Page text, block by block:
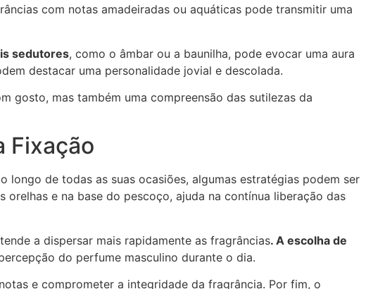
com notas amadeiradas ou aquáticas pode transmitir uma
sedutores, como o âmbar ou a baunilha, pode evocar uma aura
destacar uma personalidade jovial e descolada.
gosto, mas também uma compreensão das sutilezas da
Fixação
de todas as suas ocasiões, algumas estratégias podem ser
orelhas e na base do pescoço, ajuda na contínua liberação das
a dispersar mais rapidamente as fragrâncias. A escolha de
do perfume masculino durante o dia.
e comprometer a integridade da fragrância. Por fim, o